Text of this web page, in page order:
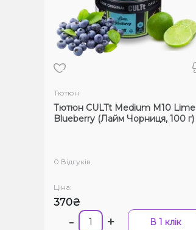
Тютюн
Тютюн CULTt Medium M10 Lime
Blueberry (Лайм Чорниця, 100 г)
0 Відгуків
Ціна:
370₴
- + В 1 клік